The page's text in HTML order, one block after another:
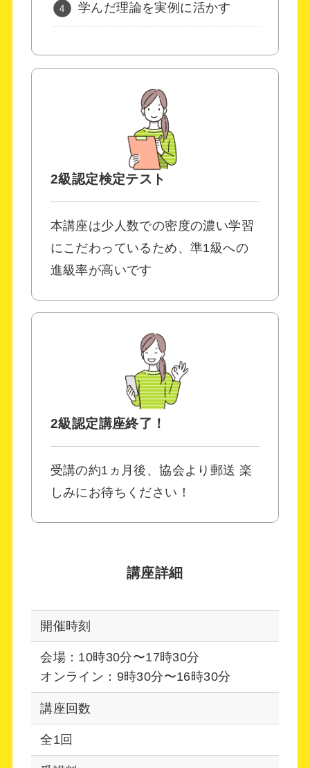
学んだ理論を実例に活かす
2級認定検定テスト
本講座は少人数での密度の濃い学習
にこだわっているため、準1級への
進級率が高いです
2級認定講座終了！
受講の約1ヵ月後、協会より郵送 楽
しみにお待ちください！
講座詳細
開催時刻
会場：10時30分〜17時30分
オンライン：9時30分〜16時30分
講座回数
全1回